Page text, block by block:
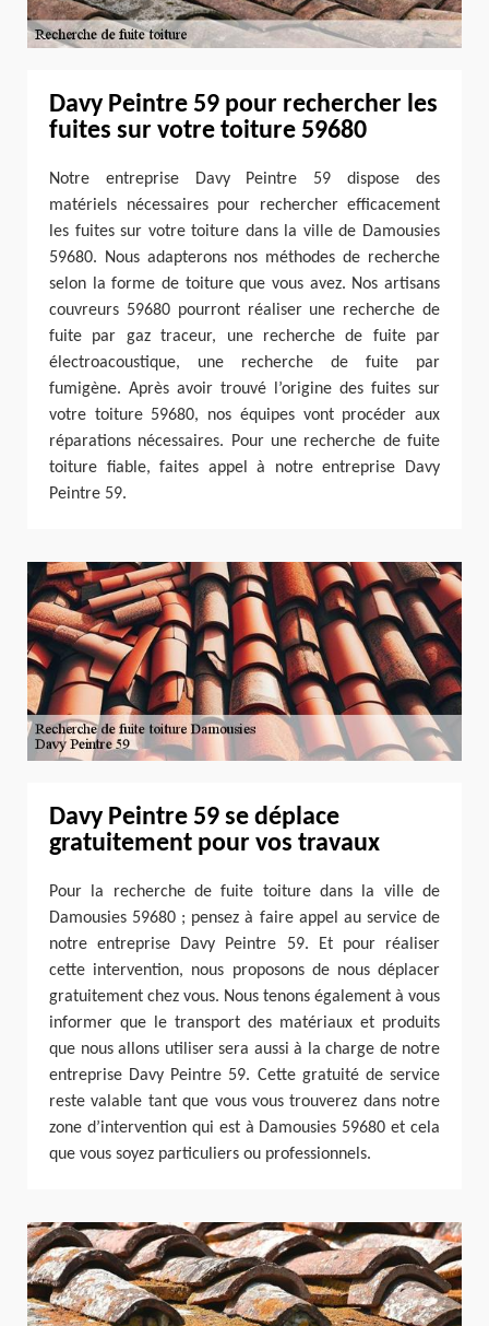
Davy Peintre 59 pour rechercher les
fuites sur votre toiture 59680
Notre entreprise Davy Peintre 59 dispose des
matériels nécessaires pour rechercher efficacement
les fuites sur votre toiture dans la ville de Damousies
59680. Nous adapterons nos méthodes de recherche
selon la forme de toiture que vous avez. Nos artisans
couvreurs 59680 pourront réaliser une recherche de
fuite par gaz traceur, une recherche de fuite par
électroacoustique, une recherche de fuite par
fumigène. Après avoir trouvé l’origine des fuites sur
votre toiture 59680, nos équipes vont procéder aux
réparations nécessaires. Pour une recherche de fuite
toiture fiable, faites appel à notre entreprise Davy
Peintre 59.
Davy Peintre 59 se déplace
gratuitement pour vos travaux
Pour la recherche de fuite toiture dans la ville de
Damousies 59680 ; pensez à faire appel au service de
notre entreprise Davy Peintre 59. Et pour réaliser
cette intervention, nous proposons de nous déplacer
gratuitement chez vous. Nous tenons également à vous
informer que le transport des matériaux et produits
que nous allons utiliser sera aussi à la charge de notre
entreprise Davy Peintre 59. Cette gratuité de service
reste valable tant que vous vous trouverez dans notre
zone d’intervention qui est à Damousies 59680 et cela
que vous soyez particuliers ou professionnels.